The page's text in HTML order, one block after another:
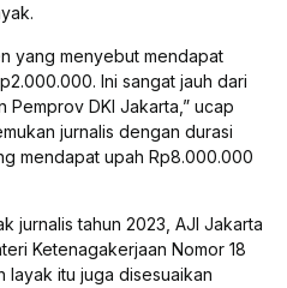
yang menyebut mendapat
Ini sangat jauh dari
Pemprov DKI Jakarta,” ucap
jurnalis dengan durasi
mendapat upah Rp8.000.000
jurnalis tahun 2023, AJI Jakarta
Ketenagakerjaan Nomor 18
layak itu juga disesuaikan